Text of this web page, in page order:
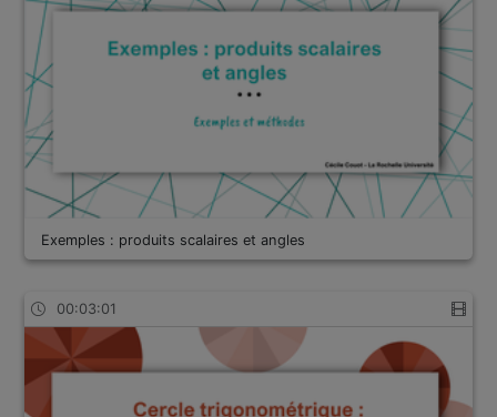
Exemples : produits scalaires et angles
00:03:01